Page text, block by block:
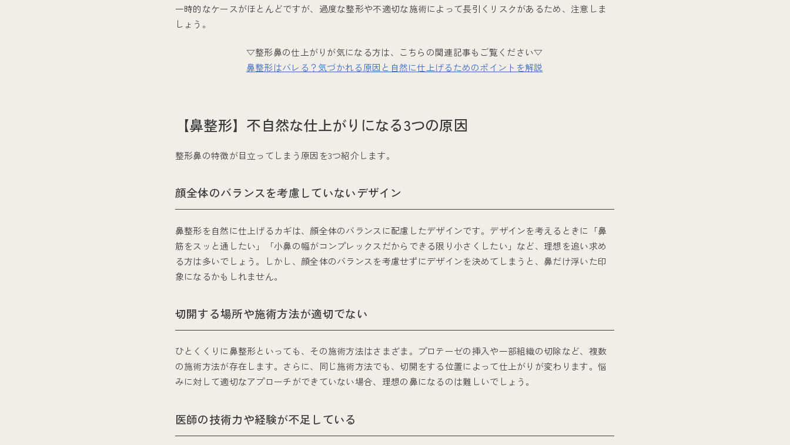
一時的なケースがほとんどですが、過度な整形や不適切な施術によって長引くリスクがあるため、注意しま
しょう。
▽整形鼻の仕上がりが気になる方は、こちらの関連記事もご覧ください▽
鼻整形はバレる？気づかれる原因と自然に仕上げるためのポイントを解説
【鼻整形】不自然な仕上がりになる3つの原因
整形鼻の特徴が目立ってしまう原因を3つ紹介します。
顔全体のバランスを考慮していないデザイン
鼻整形を自然に仕上げるカギは、顔全体のバランスに配慮したデザインです。デザインを考えるときに「鼻
筋をスッと通したい」「小鼻の幅がコンプレックスだからできる限り小さくしたい」など、理想を追い求め
る方は多いでしょう。しかし、顔全体のバランスを考慮せずにデザインを決めてしまうと、鼻だけ浮いた印
象になるかもしれません。
切開する場所や施術方法が適切でない
ひとくくりに鼻整形といっても、その施術方法はさまざま。プロテーゼの挿入や一部組織の切除など、複数
の施術方法が存在します。さらに、同じ施術方法でも、切開をする位置によって仕上がりが変わります。悩
みに対して適切なアプローチができていない場合、理想の鼻になるのは難しいでしょう。
医師の技術力や経験が不足している